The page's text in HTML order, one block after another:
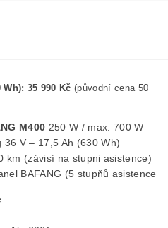
35 990 Kč (původní cena 50
M400 250 W / max. 700 W
36 V – 17,5 Ah (630 Wh)
km (závisí na stupni asistence)
BAFANG (5 stupňů asistence